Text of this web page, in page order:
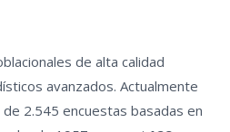
de alta calidad
avanzados. Actualmente
2.545 encuestas basadas en